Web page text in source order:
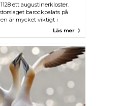
ett augustinerkloster.
barockpalats på
är mycket viktigt i
Läs mer